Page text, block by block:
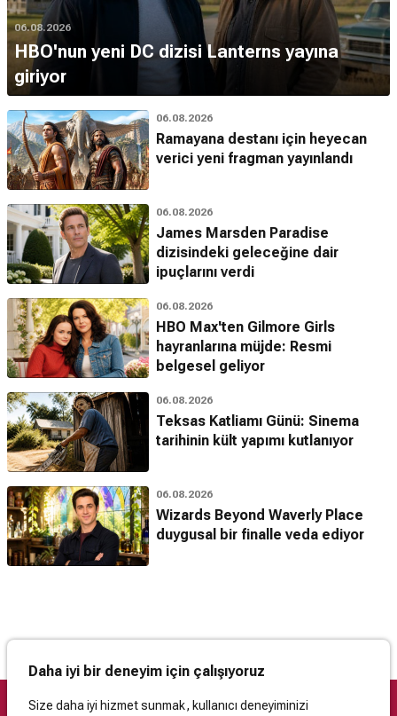
06.08.2026
HBO'nun yeni DC dizisi Lanterns yayına
giriyor
06.08.2026
Ramayana destanı için heyecan
verici yeni fragman yayınlandı
06.08.2026
James Marsden Paradise
dizisindeki geleceğine dair
ipuçlarını verdi
06.08.2026
HBO Max'ten Gilmore Girls
hayranlarına müjde: Resmi
belgesel geliyor
06.08.2026
Teksas Katliamı Günü: Sinema
tarihinin kült yapımı kutlanıyor
06.08.2026
Wizards Beyond Waverly Place
duygusal bir finalle veda ediyor
Daha iyi bir deneyim için çalışıyoruz
Size daha iyi hizmet sunmak, kullanıcı deneyiminizi